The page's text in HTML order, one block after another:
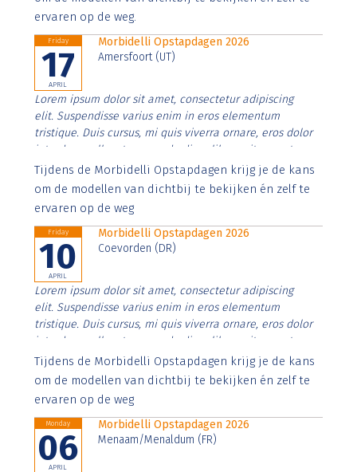
ervaren op de weg.
Friday
17
APRIL
Morbidelli Opstapdagen 2026
Amersfoort (UT)
Lorem ipsum dolor sit amet, consectetur adipiscing
elit. Suspendisse varius enim in eros elementum
tristique. Duis cursus, mi quis viverra ornare, eros dolor
interdum nulla, ut commodo diam libero vitae erat.
Aenean faucibus nibh et justo cursus id rutrum lorem
imperdiet. Nunc ut sem vitae risus tristique posuere.
Tijdens de Morbidelli Opstapdagen krijg je de kans
om de modellen van dichtbij te bekijken én zelf te
ervaren op de weg
Friday
10
APRIL
Morbidelli Opstapdagen 2026
Coevorden (DR)
Lorem ipsum dolor sit amet, consectetur adipiscing
elit. Suspendisse varius enim in eros elementum
tristique. Duis cursus, mi quis viverra ornare, eros dolor
interdum nulla, ut commodo diam libero vitae erat.
Aenean faucibus nibh et justo cursus id rutrum lorem
imperdiet. Nunc ut sem vitae risus tristique posuere.
Tijdens de Morbidelli Opstapdagen krijg je de kans
om de modellen van dichtbij te bekijken én zelf te
ervaren op de weg
Monday
06
APRIL
Morbidelli Opstapdagen 2026
Menaam/Menaldum (FR)